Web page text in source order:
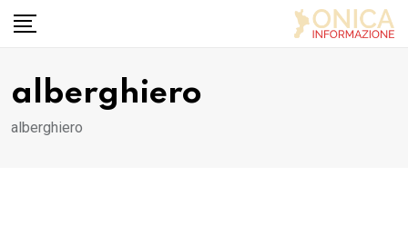
Skip
alberghiero
alberghiero